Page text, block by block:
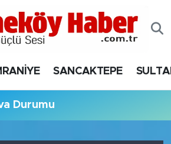
SANCAKTEPE
Durumu